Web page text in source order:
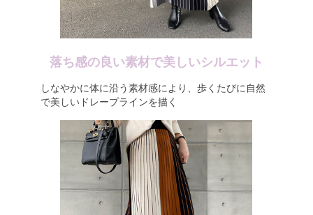
落ち感の良い素材で美しいシルエット
しなやかに体に沿う素材感により、歩くたびに自然
で美しいドレープラインを描く